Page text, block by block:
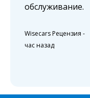
обслуживание.
Wisecars Рецензия -
час назад